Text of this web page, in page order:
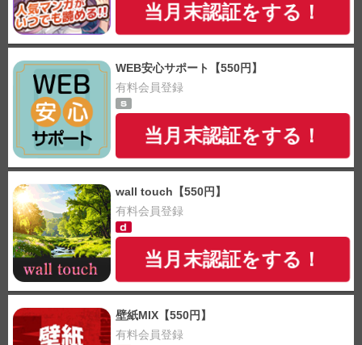
当月末認証をする！
WEB安心サポート【550円】
有料会員登録
当月末認証をする！
wall touch【550円】
有料会員登録
当月末認証をする！
壁紙MIX【550円】
有料会員登録